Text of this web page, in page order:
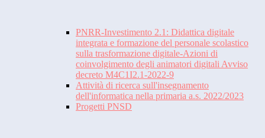
PNRR-Investimento 2.1: Didattica digitale
integrata e formazione del personale scolastico
sulla trasformazione digitale-Azioni di
coinvolgimento degli animatori digitali Avviso
decreto M4C1I2.1-2022-9
Attività di ricerca sull'insegnamento
dell'informatica nella primaria a.s. 2022/2023
Progetti PNSD